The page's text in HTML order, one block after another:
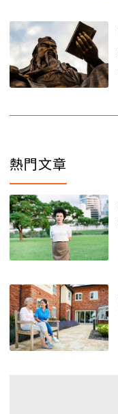
熱門文章